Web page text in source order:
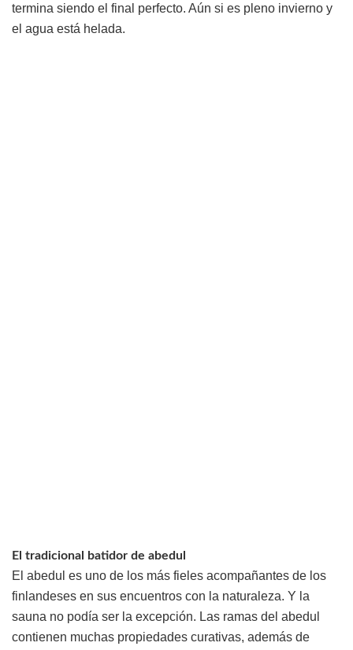
termina siendo el final perfecto. Aún si es pleno invierno y
el agua está helada.
El tradicional batidor de abedul
El abedul es uno de los más fieles acompañantes de los
finlandeses en sus encuentros con la naturaleza. Y la
sauna no podía ser la excepción. Las ramas del abedul
contienen muchas propiedades curativas, además de